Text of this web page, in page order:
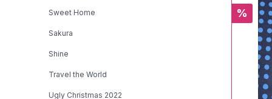
Sweet Home
Sakura
Shine
Travel the World
Ugly Christmas 2022
offen lässt.
Rabatt
%